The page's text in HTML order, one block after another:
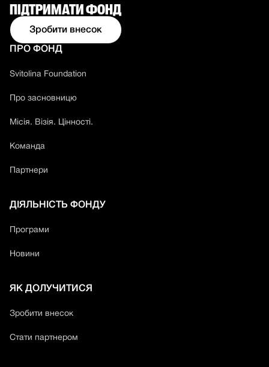
ПРО ФОНД
Svitolina Foundation
Про засновницю
Місія. Візія. Цінності.
Команда
Партнери
ДІЯЛЬНІСТЬ ФОНДУ
Програми
Новини
ЯК ДОЛУЧИТИСЯ
Зробити внесок
Стати партнером
ПІДТРИМАТИ ФОНД
Зробити внесок